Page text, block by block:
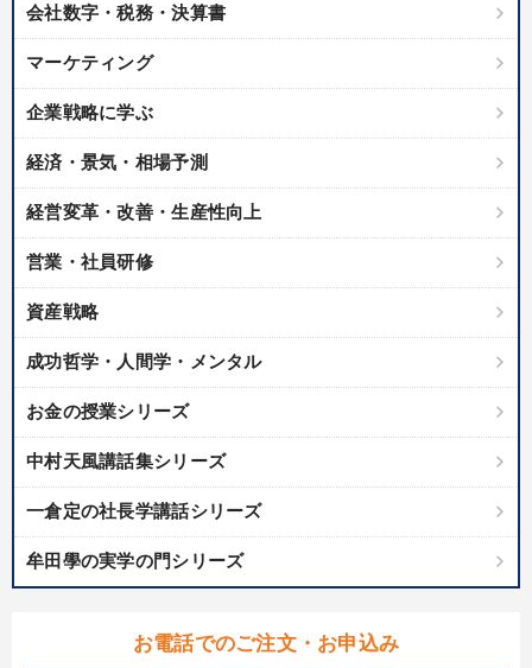
社員が自律的に動き出す組織づくり 【3月】音声・映像
売上直結の営業力や販売力を獲得する
経営者のための《音声・動画で学ぶ》講演シリーズ
マーケティング 【12月】音声・映像
組織と人を動かすマネジメント力を磨く
2025年夏季全国経営者セミナー収録講演ＣＤ・講演ＤＶＤ・デジ
タル版（音声／動画ストリーミング・ダウンロード）
数字・税務・決算書
財務・数字力の向上
会社数字・税務・決算書
マーケティング
企業戦略に学ぶ
経済・景気・相場予測
経営変革・改善・生産性向上
営業・社員研修
資産戦略
成功哲学・人間学・メンタル
お金の授業シリーズ
中村天風講話集シリーズ
一倉定の社長学講話シリーズ
牟田學の実学の門シリーズ
お電話でのご注文・お申込み